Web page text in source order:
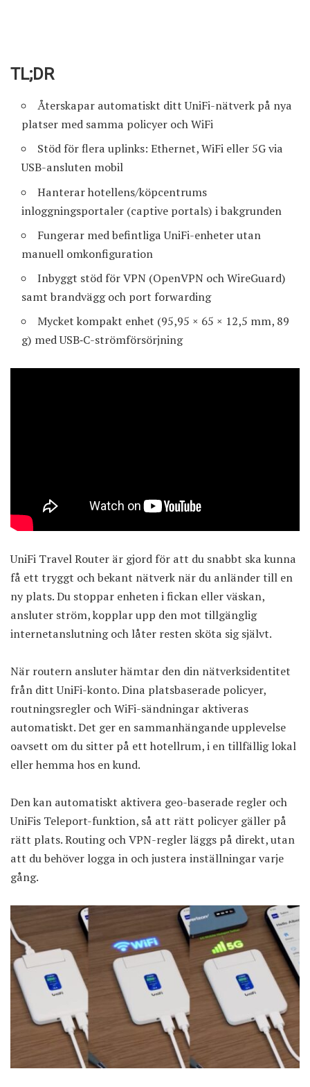
TL;DR
Återskapar automatiskt ditt UniFi-nätverk på nya
platser med samma policyer och WiFi
Stöd för flera uplinks: Ethernet, WiFi eller 5G via
USB-ansluten mobil
Hanterar hotellens/köpcentrums
inloggningsportaler (captive portals) i bakgrunden
Fungerar med befintliga UniFi-enheter utan
manuell omkonfiguration
Inbyggt stöd för VPN (OpenVPN och WireGuard)
samt brandvägg och port forwarding
Mycket kompakt enhet (95,95 × 65 × 12,5 mm, 89
g) med USB‑C-strömförsörjning
UniFi Travel Router är gjord för att du snabbt ska kunna
få ett tryggt och bekant nätverk när du anländer till en
ny plats. Du stoppar enheten i fickan eller väskan,
ansluter ström, kopplar upp den mot tillgänglig
internetanslutning och låter resten sköta sig självt.
När routern ansluter hämtar den din nätverksidentitet
från ditt UniFi-konto. Dina platsbaserade policyer,
routningsregler och WiFi-sändningar aktiveras
automatiskt. Det ger en sammanhängande upplevelse
oavsett om du sitter på ett hotellrum, i en tillfällig lokal
eller hemma hos en kund.
Den kan automatiskt aktivera geo-baserade regler och
UniFis Teleport-funktion, så att rätt policyer gäller på
rätt plats. Routing och VPN-regler läggs på direkt, utan
att du behöver logga in och justera inställningar varje
gång.